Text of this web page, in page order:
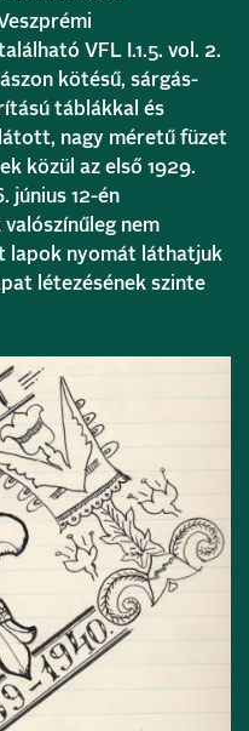
VFL I.1.5. vol. 2.
kötésű, sárgás-
táblákkal és
nagy méretű füzet
közül az első 1929.
június 12-én
nem
lapok nyomát láthatjuk
létezésének szinte